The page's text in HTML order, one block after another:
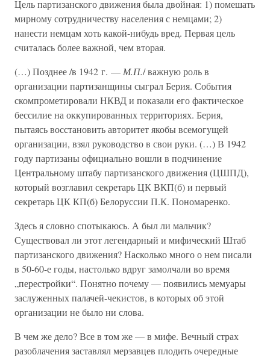
Цель партизанского движения была двойная: 1) помешать
мирному сотрудничеству населения с немцами; 2)
нанести немцам хоть какой-нибудь вред. Первая цель
считалась более важной, чем вторая.
(…) Позднее /в 1942 г. — М.П./ важную роль в
организации партизанщины сыграл Берия. События
скомпрометировали НКВД и показали его фактическое
бессилие на оккупированных территориях. Берия,
пытаясь восстановить авторитет якобы всемогущей
организации, взял руководство в свои руки. (…) В 1942
году партизаны официально вошли в подчинение
Центральному штабу партизанского движения (ЦШПД),
который возглавил секретарь ЦК ВКП(б) и первый
секретарь ЦК КП(б) Белоруссии П.К. Пономаренко.
Здесь я словно спотыкаюсь. А был ли мальчик?
Существовал ли этот легендарный и мифический Штаб
партизанского движения? Насколько много о нем писали
в 50-60-е годы, настолько вдруг замолчали во время
„перестройки“. Понятно почему — появились мемуары
заслуженных палачей-чекистов, в которых об этой
организации не было ни слова.
В чем же дело? Все в том же — в мифе. Вечный страх
разоблачения заставлял мерзавцев плодить очередные